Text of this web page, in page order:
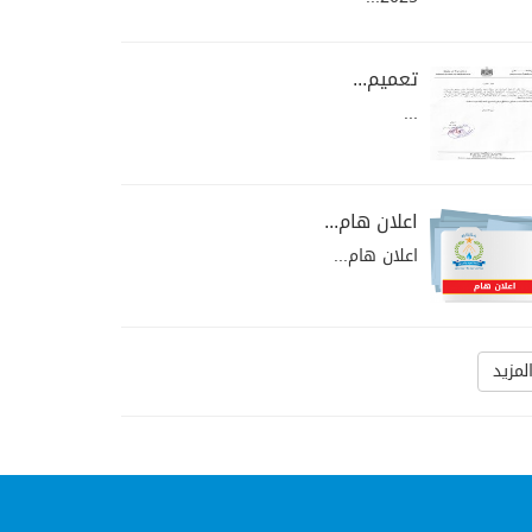
تعميم...
...
اعلان هام...
اعلان هام...
المزيد